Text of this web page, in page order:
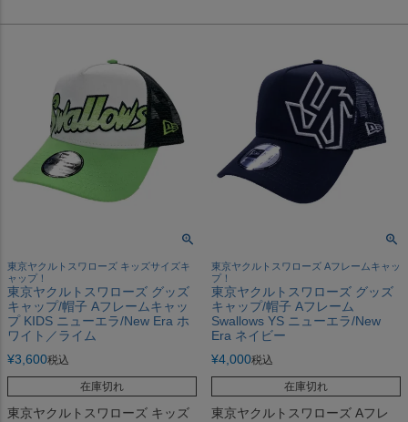
東京ヤクルトスワローズ キッズサイズキ
ャップ！
東京ヤクルトスワローズ グッズ
キャップ/帽子 Aフレームキャッ
プ KIDS ニューエラ/New Era ホ
ワイト／ライム
¥3,600税込
在庫切れ
東京ヤクルトスワローズ キッズ
東京ヤクルトスワローズ Aフレームキャッ
プ！
東京ヤクルトスワローズ グッズ
キャップ/帽子 Aフレーム
Swallows YS ニューエラ/New
Era ネイビー
¥4,000税込
在庫切れ
東京ヤクルトスワローズ Aフレ